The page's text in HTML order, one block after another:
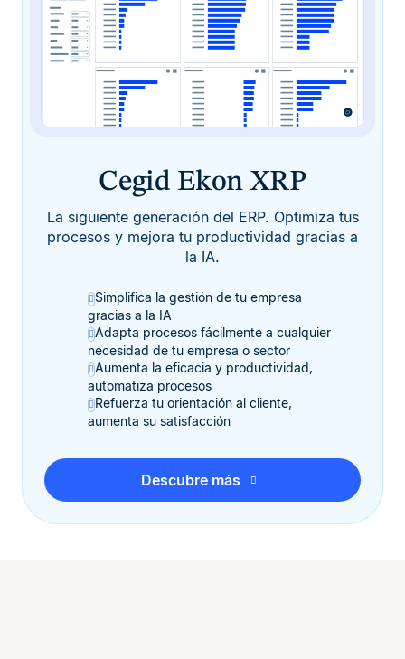
Cegid Ekon XRP
La siguiente generación del ERP. Optimiza tus
procesos y mejora tu productividad gracias a
la IA.
Simplifica la gestión de tu empresa
gracias a la IA
Adapta procesos fácilmente a cualquier
necesidad de tu empresa o sector
Aumenta la eficacia y productividad,
automatiza procesos
Refuerza tu orientación al cliente,
aumenta su satisfacción
Descubre más